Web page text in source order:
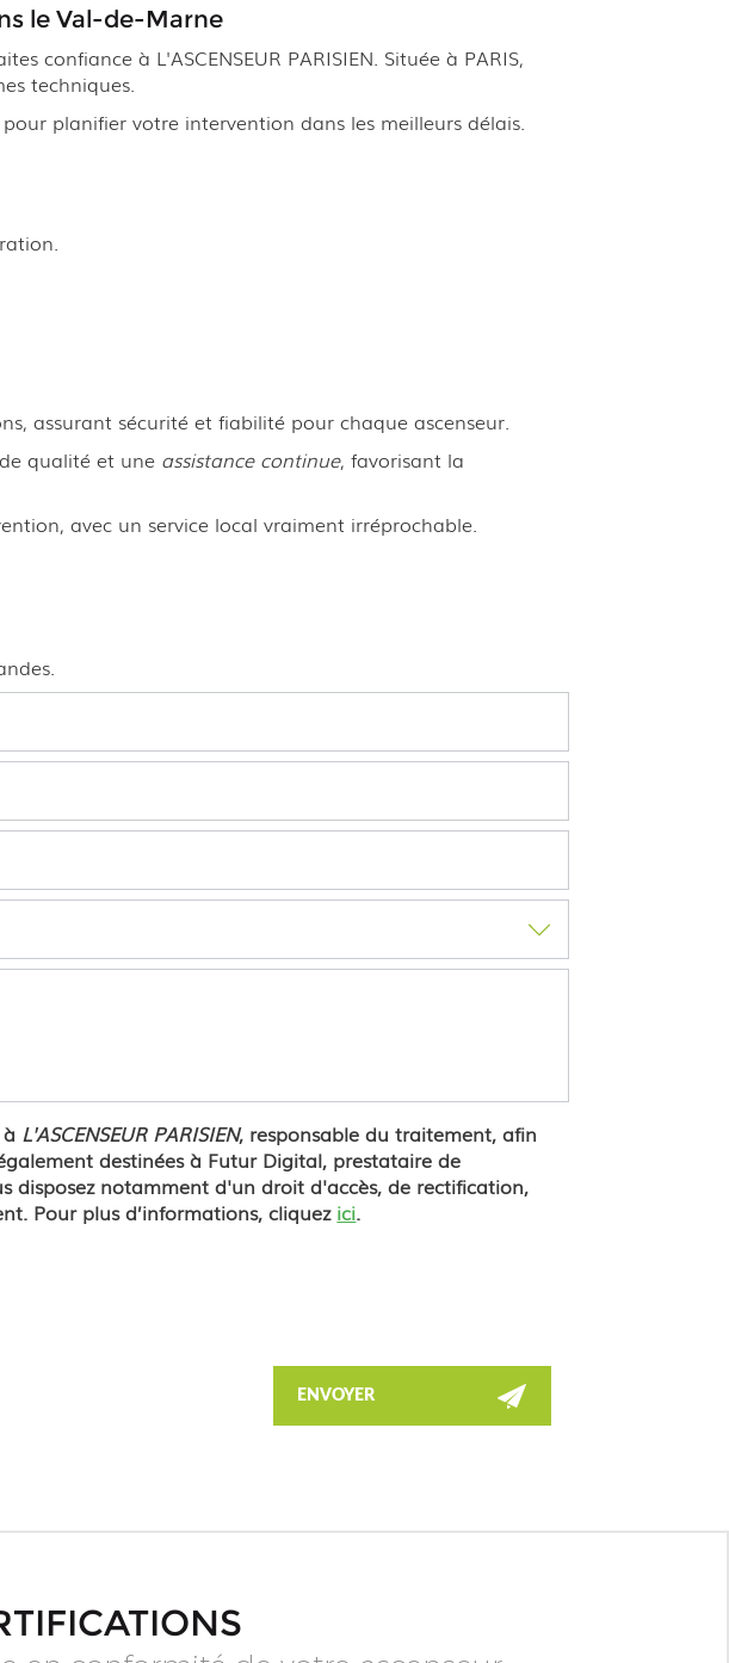
le Val-de-Marne
confiance à L'ASCENSEUR PARISIEN. Située à PARIS,
techniques.
planifier votre intervention dans les meilleurs délais.
assurant sécurité et fiabilité pour chaque ascenseur.
qualité et une assistance continue, favorisant la
avec un service local vraiment irréprochable.
L'ASCENSEUR PARISIEN, responsable du traitement, afin
destinées à Futur Digital, prestataire de
disposez notamment d'un droit d'accès, de rectification,
Pour plus d’informations, cliquez ici.